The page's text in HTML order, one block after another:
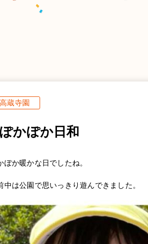
高蔵寺園
ぽかぽか日和
ぽか暖かな日でしたね。
中は公園で思いっきり遊んできました。